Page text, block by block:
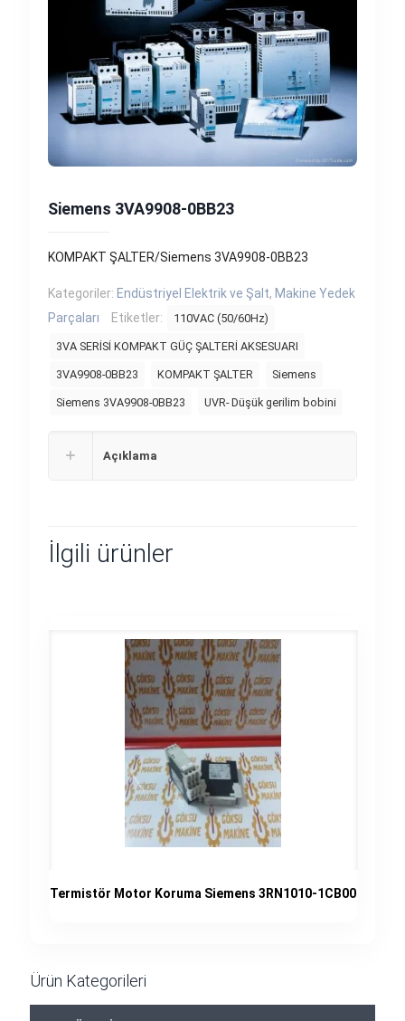
Siemens 3VA9908-0BB23
KOMPAKT ŞALTER/Siemens 3VA9908-0BB23
Kategoriler: Endüstriyel Elektrik ve Şalt, Makine Yedek
Parçaları
Etiketler: 110VAC (50/60Hz)
3VA SERİSİ KOMPAKT GÜÇ ŞALTERİ AKSESUARI
3VA9908-0BB23 KOMPAKT ŞALTER Siemens
Siemens 3VA9908-0BB23 UVR- Düşük gerilim bobini
Açıklama
İlgili ürünler
Termistör Motor Koruma Siemens 3RN1010-1CB00
Ürün Kategorileri